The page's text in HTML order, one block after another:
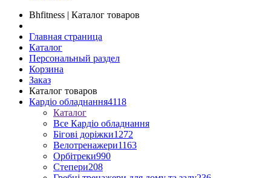
Bhfitness | Каталог товаров
Главная страница
Каталог
Персональный раздел
Корзина
Заказ
Каталог товаров
Кардіо обладнання4118
Каталог
Все Кардіо обладнання
Бігові доріжки1272
Велотренажери1163
Орбітреки990
Степери208